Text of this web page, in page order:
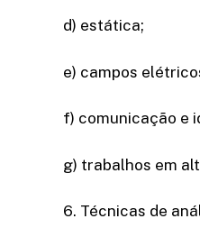
d) estática;
e) campos
f) comunicação e
g) trabalhos em
6. Técnicas de